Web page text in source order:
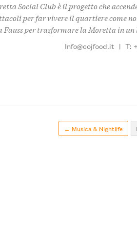
Social Club è il progetto che
per far vivere il quartiere come
Fauss per trasformare la Moretta in
Info@cojfood.it | T:
← Musica & Nightlife